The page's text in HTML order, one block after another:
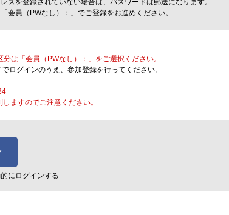
を登録されていない場合は、パスワードは郵送になります。
員（PWなし）：」でご登録をお進めください。
分は「会員（PWなし）：」をご選択ください。
ログインのうえ、参加登録を行ってください。
ますのでご注意ください。
にログインする